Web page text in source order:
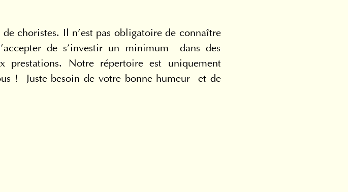
choristes. Il n’est pas obligatoire de connaître
de s’investir un minimum  dans des
prestations. Notre répertoire est uniquement
!  Juste besoin de votre bonne humeur  et de